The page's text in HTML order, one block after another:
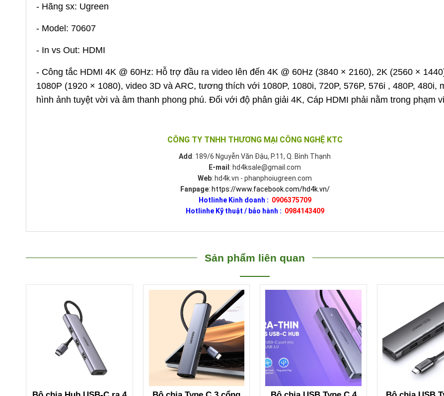
- Hãng sx: Ugreen
- Model: 70607
- In vs Out: HDMI
- Công tắc HDMI 4K @ 60Hz: Hỗ trợ đầu ra video lên đến 4K @ 60Hz (3840 × 2160), 2K (2560 ×
1080P (1920 × 1080), video 3D và ARC, tương thích với 1080P, 1080i, 720P, 576P, 576i , 480P, 480i,
hình ảnh tuyệt vời và âm thanh phong phú. Đối với độ phân giải 4K, Cáp HDMI phải nằm trong phạm
CÔNG TY TNHH THƯƠNG MẠI CÔNG NGHỆ KTC
Add : 189/6 Nguyễn Văn Đậu, P.11, Q. Bình Thạnh
E-mail : hd4ksale@gmail.com
Web: hd4k.vn - phanphoiugreen.com
Fanpage: https://www.facebook.com/hd4k.vn/
Hotlinhe Kinh doanh : 0906375709
Hotlinhe Kỹ thuật / bảo hành : 0984143409
Sản phẩm liên quan